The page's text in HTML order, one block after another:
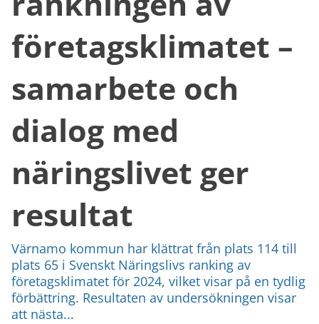
företagsklimatet –
samarbete och
dialog med
näringslivet ger
resultat
Värnamo kommun har klättrat från plats 114 till
plats 65 i Svenskt Näringslivs ranking av
företagsklimatet för 2024, vilket visar på en tydlig
förbättring. Resultaten av undersökningen visar
att nästa...